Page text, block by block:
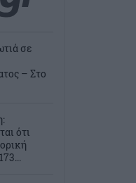
σε
– Στο
ότι